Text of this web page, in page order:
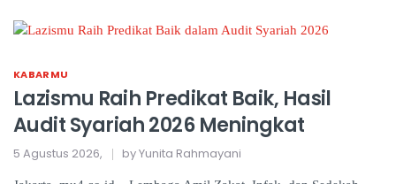
KABARMU
Lazismu Raih Predikat Baik, Hasil
Audit Syariah 2026 Meningkat
5 Agustus 2026, by Yunita Rahmayani